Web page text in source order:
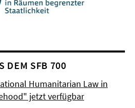
DEM SFB 700
Humanitarian Law in
jetzt verfügbar